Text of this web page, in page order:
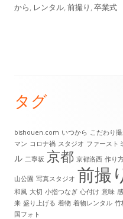
開
テ
から, レンタル,前撮り ,卒業式
メ
イ
ン
サ
イ
タグ
bishouen.com いつから こだわり
マン コロナ禍 スタジオ ファースト
ル 二寧坂 京都 京都洛西 作り
山公園 写真スタジオ 前撮
和風 大切 小指つなぎ 心付け 意味
来 盛り上げる 着物 着物レンタル 竹
国フォト